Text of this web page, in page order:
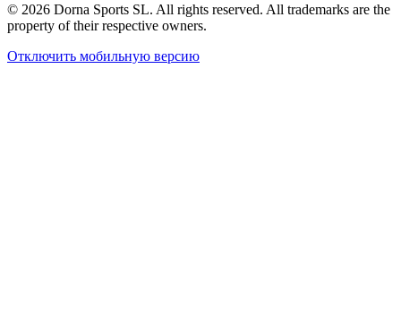
© 2026 Dorna Sports SL. All rights reserved. All trademarks are the
property of their respective owners.
Отключить мобильную версию